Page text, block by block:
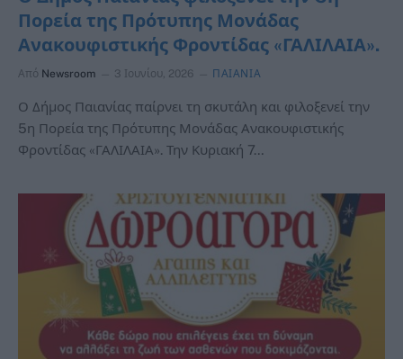
Πορεία της Πρότυπης Μονάδας
Ανακουφιστικής Φροντίδας «ΓΑΛΙΛΑΙΑ».
Από Newsroom 3 Ιουνίου, 2026 ΠΑΙΑΝΙΑ
Ο Δήμος Παιανίας παίρνει τη σκυτάλη και φιλοξενεί την
5η Πορεία της Πρότυπης Μονάδας Ανακουφιστικής
Φροντίδας «ΓΑΛΙΛΑΙΑ». Την Κυριακή 7…